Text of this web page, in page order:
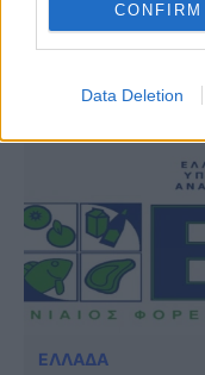
CONFIRM
Data Deletion
ΔΙΑΒΑΣΤΕ
ΕΛΛΑΔΑ